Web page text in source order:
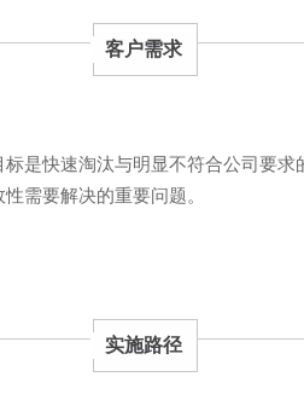
客户需求
是快速淘汰与明显不符合公司要
需要解决的重要问题。
实施路径